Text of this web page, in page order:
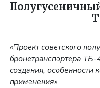
«Проект советского
бронетранспортёра
создания, особенности
применения»